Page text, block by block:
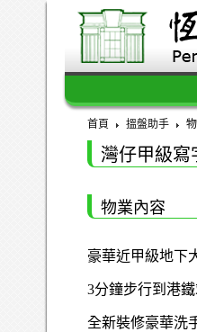
首頁 搵盤助手
灣仔甲級寫
物業內容
豪華近甲級地下
3分鐘步行到港
全新裝修豪華洗